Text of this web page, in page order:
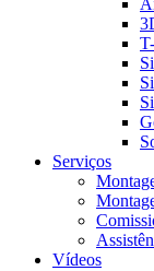
Serviços
Vídeos